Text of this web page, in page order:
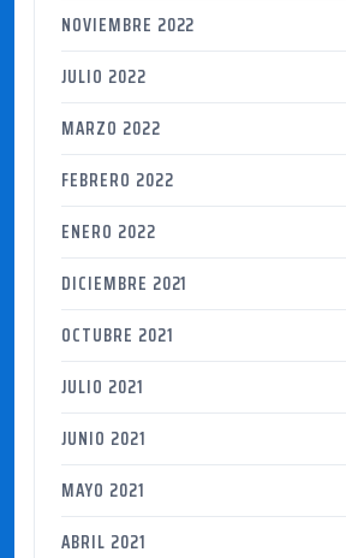
NOVIEMBRE 2022
JULIO 2022
MARZO 2022
FEBRERO 2022
ENERO 2022
DICIEMBRE 2021
OCTUBRE 2021
JULIO 2021
JUNIO 2021
MAYO 2021
ABRIL 2021